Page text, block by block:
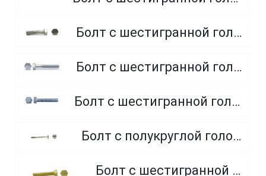
Болт с шестигранной головкой, неполная резьба, класс прочности 5.8
Болт с шестигранной головкой, неполная резьба, класс прочности 8.8
Болт с шестигранной головкой, полная резьба, класс прочности 10.9 и 12.9
Болт с полукруглой головкой и квадратным подголовником
Болт с шестигранной головкой, из латуни